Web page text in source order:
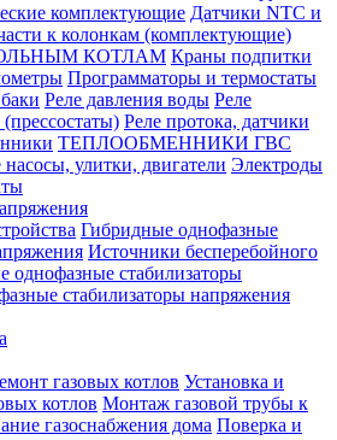
комплектующие Датчики NTC и
к колонкам (комплектующие)
КОТЛАМ Краны подпитки
Программаторы и термостаты
Реле давления воды Реле
Реле протока, датчики
ТЕПЛООБМЕННИКИ ГВС
улитки, двигатели Электроды
Гибридные однофазные
Источники бесперебойного
однофазные стабилизаторы
стабилизаторы напряжения
газовых котлов Установка и
котлов Монтаж газовой трубы к
газоснабжения дома Поверка и